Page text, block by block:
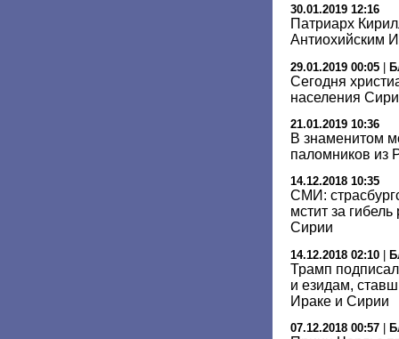
30.01.2019 12:16
Патриарх
Антиохийским
29.01.2019 00:05
Сегодня
населения
21.01.2019 10:36
В знаменитом
паломников из
14.12.2018 10:35
СМИ:
мстит за
Сирии
14.12.2018 02:10
Трамп
и езидам,
Ираке и Сирии
07.12.2018 00:57